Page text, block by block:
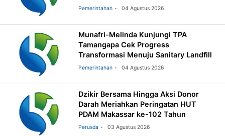
Masyarakat
Pemerintahan 04 Agustus 2026
Munafri-Melinda Kunjungi TPA
Tamangapa Cek Progress
Transformasi Menuju Sanitary Landfill
Pemerintahan 04 Agustus 2026
Dzikir Bersama Hingga Aksi Donor
Darah Meriahkan Peringatan HUT
PDAM Makassar ke-102 Tahun
Perusda 03 Agustus 2026